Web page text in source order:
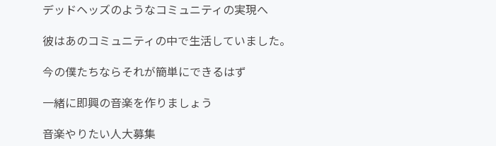
デッドヘッズのようなコミュニティの実現へ
彼はあのコミュニティの中で生活していました。
今の僕たちならそれが簡単にできるはず
一緒に即興の音楽を作りましょう
音楽やりたい人大募集